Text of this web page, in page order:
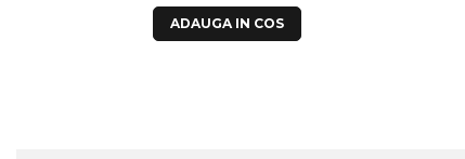
ADAUGA IN COS